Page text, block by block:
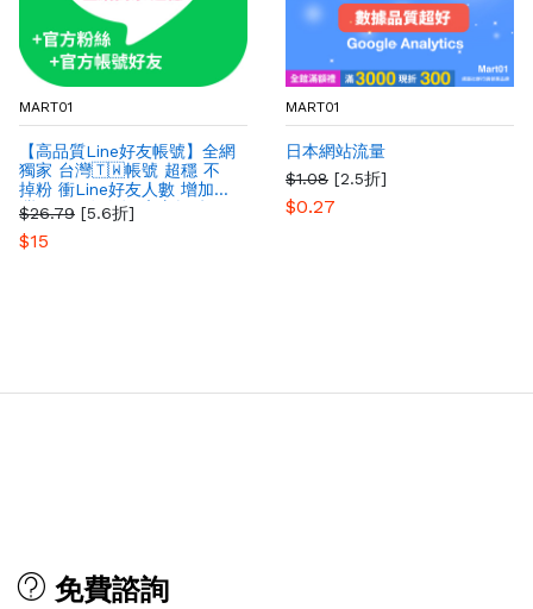
MART01
【高品質Line好友帳號】全網
獨家 台灣🇹🇼帳號 超穩 不
掉粉 衝Line好友人數 增加台
灣Line好友人數 官方帳號好
友
$26.79 [5.6折]
$15
MART01
日本網站流量
$1.08 [2.5折]
$0.27
免費諮詢